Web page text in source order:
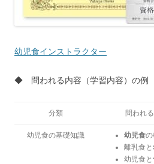
幼児食インストラクター
◆ 問われる内容（学習内容）の例
分類 問われ
幼児食の基礎知識 幼児食
離乳食
幼児食と